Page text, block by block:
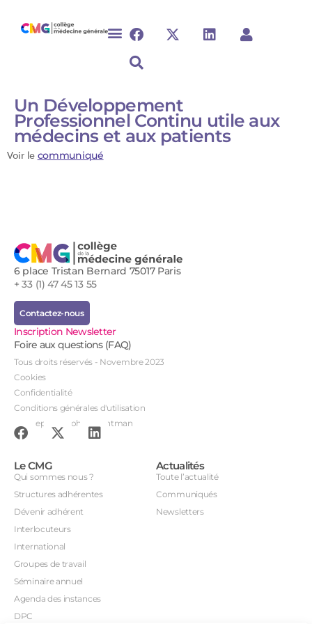
Un Développement
Professionnel Continu utile aux
médecins et aux patients
Voir le communiqué
6 place Tristan Bernard 75017 Paris
+ 33 (1) 47 45 13 55
Contactez-nous
Inscription Newsletter
Foire aux questions (FAQ)
Tous droits réservés - Novembre 2023
Cookies
Confidentialité
Conditions générales d'utilisation
Conception : John Brightman
Le CMG
Qui sommes nous ?
Structures adhérentes
Dévenir adhérent
Interlocuteurs
International
Groupes de travail
Séminaire annuel
Agenda des instances
DPC
Actualités
Toute l’actualité
Communiqués
Newsletters